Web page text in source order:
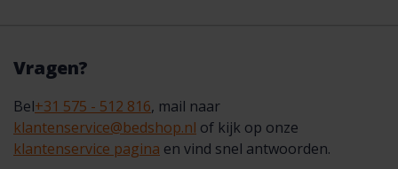
Vragen?
Bel+31 575 - 512 816, mail naar
klantenservice@bedshop.nl of kijk op onze
klantenservice pagina en vind snel antwoorden.